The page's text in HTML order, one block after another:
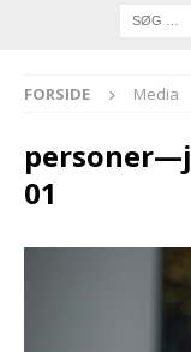
FORSIDE Media
01